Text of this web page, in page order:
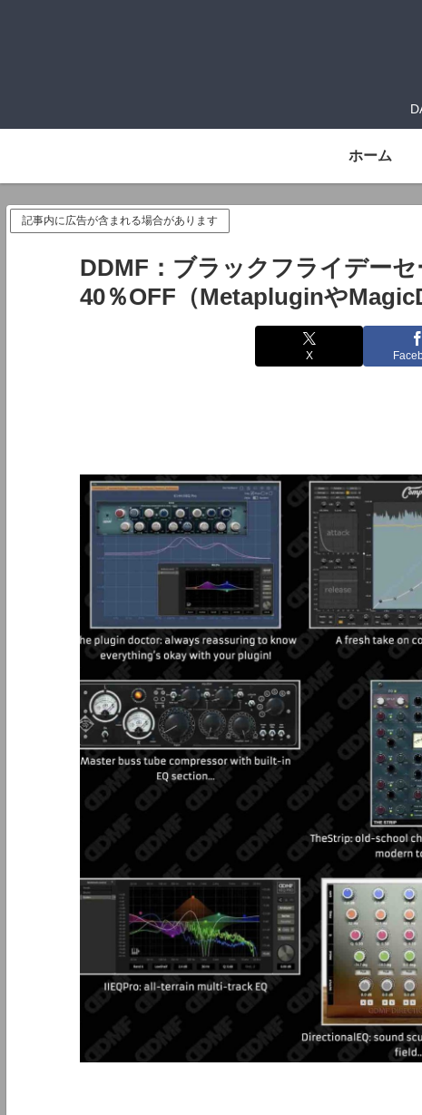
ホーム
記事内に広告が含まれる場合があります
DDMF：ブラックフライデー
40％OFF（Metapluginや
X